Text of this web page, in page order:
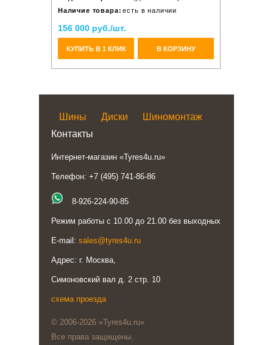
Наличие товара: есть в наличии
156 000 руб./шт.
КУПИТЬ В 1 КЛИК В КОРЗИНУ
Шины Диски
Шиномонтаж
Контакты
Интернет-магазин «Tyres4u.ru»
Телефон: +7 (495) 741-86-86
8-926-224-90-85
Режим работы с 10.00 до 21.00 без выходных
E-mail: sales@tyres4u.ru
Адрес: г. Москва,
Симоновский вал д. 2 стр. 10
схема проезда
© 2006-2026 «Tyres4u.ru»
Все права защищены.